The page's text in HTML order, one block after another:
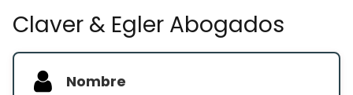
Claver & Egler Abogados
Nombre